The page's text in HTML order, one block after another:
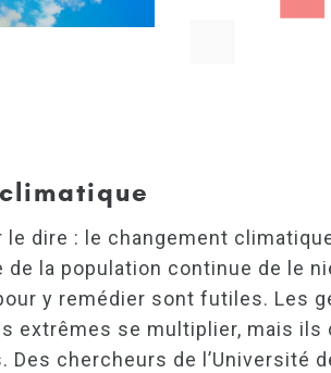
dire : le changement
la population continue de le
y remédier sont futiles. Les
extrêmes se multiplier, mais
chercheurs de l’Université